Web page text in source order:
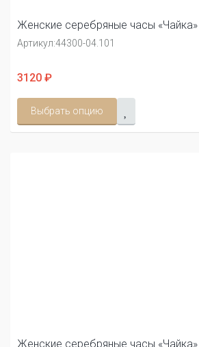
Женские серебряные часы «Чайка»
Артикул:44300-04.101
3120 ₽
Выбрать опцию
Женские серебряные часы «Чайка»